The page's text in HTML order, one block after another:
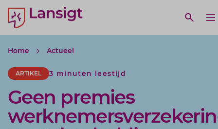
Lansigt Accountants logo
Open
search website
Home Actueel
ARTIKEL 3 minuten leestijd
Geen premies